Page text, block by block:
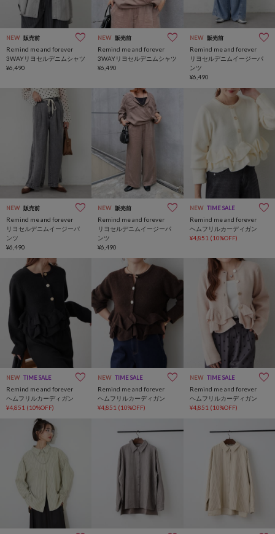
NEW 販売前
Remind me and forever
3WAYリヨセルデニムシャツ
¥6,490
NEW 販売前
Remind me and forever
3WAYリヨセルデニムシャツ
¥6,490
NEW 販売前
Remind me and forever
リヨセルデニムイージーパ
ンツ
¥6,490
NEW 販売前
Remind me and forever
リヨセルデニムイージーパ
ンツ
¥6,490
NEW 販売前
Remind me and forever
リヨセルデニムイージーパ
ンツ
¥6,490
NEW TIME SALE
Remind me and forever
ヘムフリルカーディガン
¥4,851 (10%OFF)
NEW TIME SALE
Remind me and forever
ヘムフリルカーディガン
¥4,851 (10%OFF)
NEW TIME SALE
Remind me and forever
ヘムフリルカーディガン
¥4,851 (10%OFF)
NEW TIME SALE
Remind me and forever
ヘムフリルカーディガン
¥4,851 (10%OFF)